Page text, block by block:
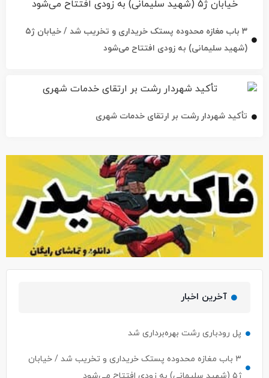
تأکید شهردار رشت بر ارتقای خدمات شهری
آخرین اخبار
۳ باب مغازه محدوده پستک خریداری و تخریب شد / خیابان